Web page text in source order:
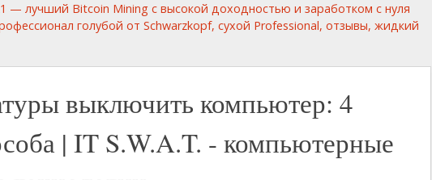
— лучший Bitcoin Mining с высокой доходностью и заработком с нуля
голубой от Schwarzkopf, сухой Professional, отзывы, жидкий
выключить компьютер: 4
| IT S.W.A.T. - компьютерные